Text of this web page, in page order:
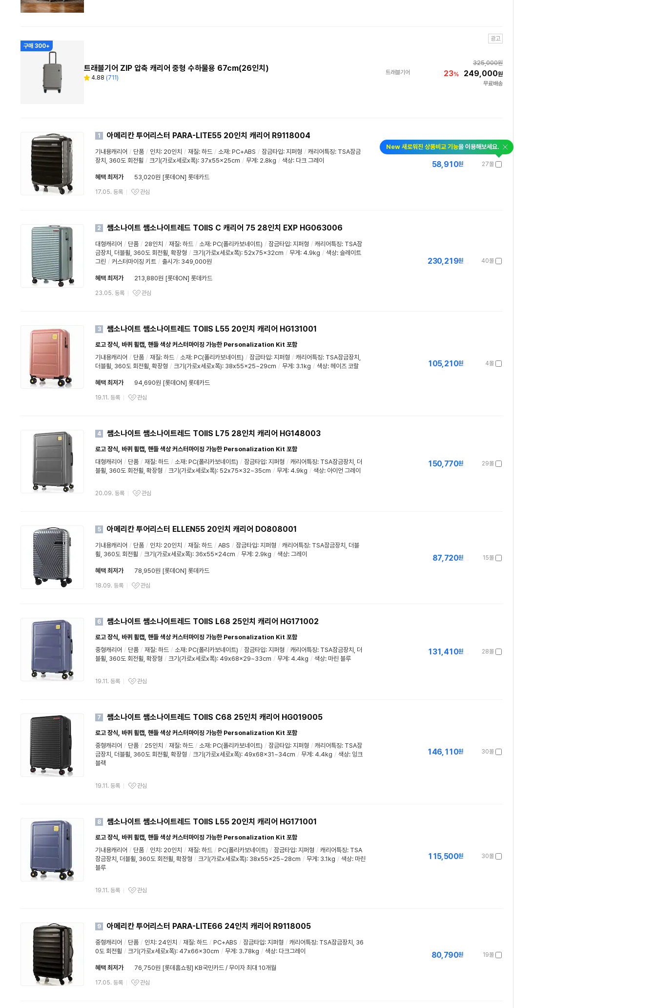
광고
구매 300+
트래블기어 ZIP 압축 캐리어 중형 수하물용 67cm(26인치)
별 4.88
리
(711)
트래블기어
325,000원
23% 249,000원
무료배송
1 아메리칸 투어리스터 PARA-LITE55 20인치 캐리어 R9118004
기내용캐리어 / 단품 / 인치: 20인치 / 재질: 하드 / 소재: PC+ABS / 잠금타입: 지퍼형 / 캐리어특징: TSA잠금
장치, 360도 회전휠 / 크기(가로x세로x폭): 37x55x25cm / 무게: 2.8kg / 색상: 다크 그레이
혜택 최저가 53,020원 [롯데ON] 롯데카드
17.05. 등록 관심
New 새로워진 상품비교 기능을 이용해보세요. 닫
기
27몰
58,910원
2 쌤소나이트 쌤소나이트레드 TOIIS C 캐리어 75 28인치 EXP HG063006
대형캐리어 / 단품 / 28인치 / 재질: 하드 / 소재: PC(폴리카보네이트) / 잠금타입: 지퍼형 / 캐리어특징: TSA잠
금장치, 더블휠, 360도 회전휠, 확장형 / 크기(가로x세로x폭): 52x75x32cm / 무게: 4.9kg / 색상: 슬레이트
그린 / 커스터마이징 키트 / 출시가: 349,000원
혜택 최저가 213,880원 [롯데ON] 롯데카드
23.05. 등록 관심
40몰
230,219원
3 쌤소나이트 쌤소나이트레드 TOIIS L55 20인치 캐리어 HG131001
로고 장식, 바퀴 휠캡, 핸들 색상 커스터마이징 가능한 Personalization Kit 포함
기내용캐리어 / 단품 / 재질: 하드 / 소재: PC(폴리카보네이트) / 잠금타입: 지퍼형 / 캐리어특징: TSA잠금장치,
더블휠, 360도 회전휠, 확장형 / 크기(가로x세로x폭): 38x55x25~29cm / 무게: 3.1kg / 색상: 헤이즈 코랄
혜택 최저가 94,690원 [롯데ON] 롯데카드
19.11. 등록 관심
4몰
105,210원
4 쌤소나이트 쌤소나이트레드 TOIIS L75 28인치 캐리어 HG148003
로고 장식, 바퀴 휠캡, 핸들 색상 커스터마이징 가능한 Personalization Kit 포함
대형캐리어 / 단품 / 재질: 하드 / 소재: PC(폴리카보네이트) / 잠금타입: 지퍼형 / 캐리어특징: TSA잠금장치, 더
블휠, 360도 회전휠, 확장형 / 크기(가로x세로x폭): 52x75x32~35cm / 무게: 4.9kg / 색상: 아이언 그레이
20.09. 등록 관심
29몰
150,770원
5 아메리칸 투어리스터 ELLEN55 20인치 캐리어 DO808001
기내용캐리어 / 단품 / 인치: 20인치 / 재질: 하드 / ABS / 잠금타입: 지퍼형 / 캐리어특징: TSA잠금장치, 더블
휠, 360도 회전휠 / 크기(가로x세로x폭): 36x55x24cm / 무게: 2.9kg / 색상: 그레이
혜택 최저가 78,950원 [롯데ON] 롯데카드
18.09. 등록 관심
15몰
87,720원
6 쌤소나이트 쌤소나이트레드 TOIIS L68 25인치 캐리어 HG171002
로고 장식, 바퀴 휠캡, 핸들 색상 커스터마이징 가능한 Personalization Kit 포함
중형캐리어 / 단품 / 재질: 하드 / 소재: PC(폴리카보네이트) / 잠금타입: 지퍼형 / 캐리어특징: TSA잠금장치, 더
블휠, 360도 회전휠, 확장형 / 크기(가로x세로x폭): 49x68x29~33cm / 무게: 4.4kg / 색상: 마린 블루
19.11. 등록 관심
28몰
131,410원
7 쌤소나이트 쌤소나이트레드 TOIIS C68 25인치 캐리어 HG019005
로고 장식, 바퀴 휠캡, 핸들 색상 커스터마이징 가능한 Personalization Kit 포함
중형캐리어 / 단품 / 25인치 / 재질: 하드 / 소재: PC(폴리카보네이트) / 잠금타입: 지퍼형 / 캐리어특징: TSA잠
금장치, 더블휠, 360도 회전휠, 확장형 / 크기(가로x세로x폭): 49x68x31~34cm / 무게: 4.4kg / 색상: 잉크
블랙
19.11. 등록 관심
30몰
146,110원
8 쌤소나이트 쌤소나이트레드 TOIIS L55 20인치 캐리어 HG171001
로고 장식, 바퀴 휠캡, 핸들 색상 커스터마이징 가능한 Personalization Kit 포함
기내용캐리어 / 단품 / 인치: 20인치 / 재질: 하드 / PC(폴리카보네이트) / 잠금타입: 지퍼형 / 캐리어특징: TSA
잠금장치, 더블휠, 360도 회전휠, 확장형 / 크기(가로x세로x폭): 38x55x25~28cm / 무게: 3.1kg / 색상: 마린
블루
19.11. 등록 관심
30몰
115,500원
9 아메리칸 투어리스터 PARA-LITE66 24인치 캐리어 R9118005
중형캐리어 / 단품 / 인치: 24인치 / 재질: 하드 / PC+ABS / 잠금타입: 지퍼형 / 캐리어특징: TSA잠금장치, 36
0도 회전휠 / 크기(가로x세로x폭): 47x66x30cm / 무게: 3.78kg / 색상: 다크그레이
혜택 최저가 76,750원 [롯데홈쇼핑] KB국민카드 / 무이자 최대 10개월
17.05. 등록 관심
19몰
80,790원